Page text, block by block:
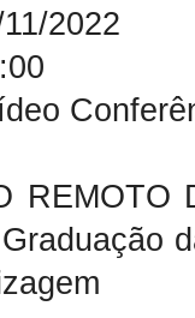
2022
REMOTO